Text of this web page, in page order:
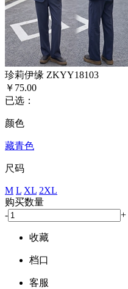
珍莉伊缘 ZKYY18103
￥75.00
已选：
颜色
藏青色
尺码
M L XL 2XL
购买数量
-
+
收藏
档口
客服